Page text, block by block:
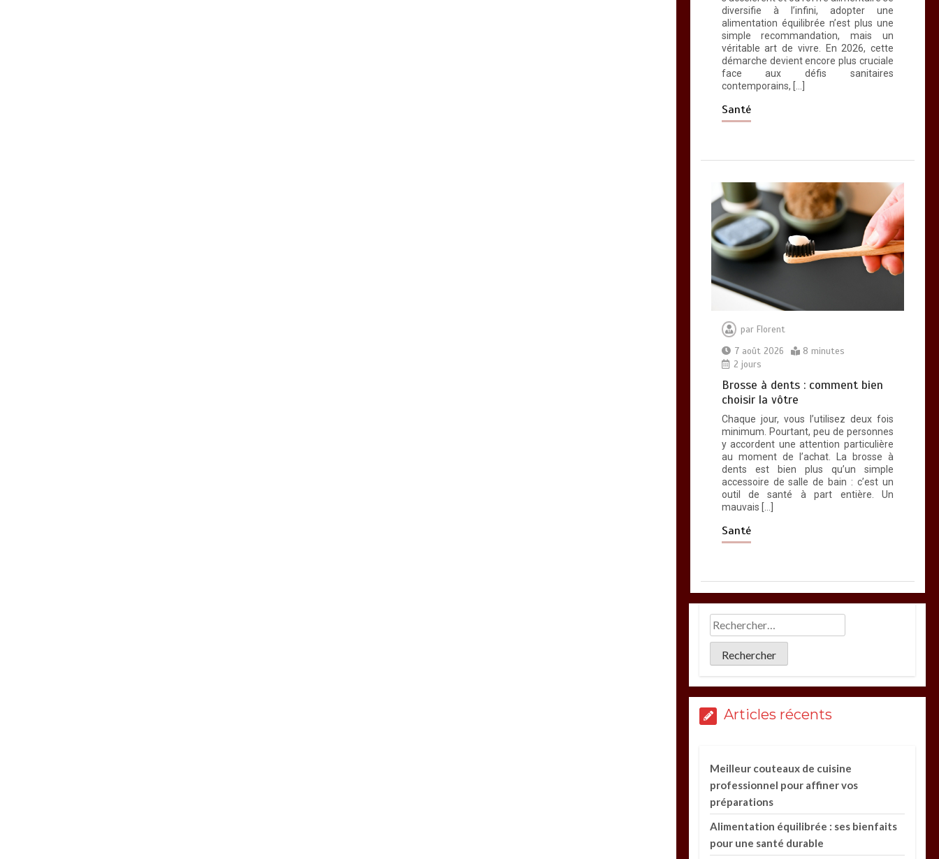
diversifie à l’infini, adopter une
alimentation équilibrée n’est plus une
simple recommandation, mais un
véritable art de vivre. En 2026, cette
démarche devient encore plus cruciale
face aux défis sanitaires
contemporains, […]
Santé
par Florent
7 août 2026
8 minutes
2 jours
Brosse à dents : comment bien
choisir la vôtre
Chaque jour, vous l’utilisez deux fois
minimum. Pourtant, peu de personnes
y accordent une attention particulière
au moment de l’achat. La brosse à
dents est bien plus qu’un simple
accessoire de salle de bain : c’est un
outil de santé à part entière. Un
mauvais […]
Santé
Articles récents
Meilleur couteaux de cuisine
professionnel pour affiner vos
préparations
Alimentation équilibrée : ses bienfaits
pour une santé durable